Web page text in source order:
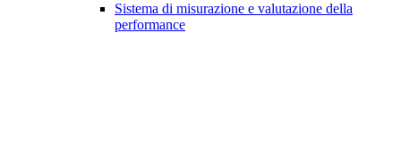
Sistema di misurazione e valutazione della
performance